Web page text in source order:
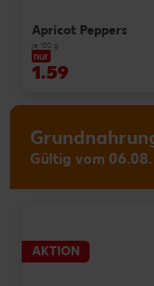
Apricot Peppers
je 100 g
nur
1.59
Gültig vom 06.08.
AKTION